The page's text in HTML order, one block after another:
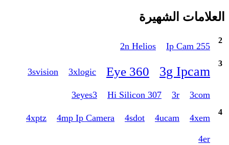
العلامات الشهيرة
2
255 Ip Cam
2n Helios
3
3g Ipcam
360 Eye
3xlogic
3svision
3com
3r
307 Hi Silicon
3eyes3
4
4xem
4ucam
4sdot
4mp Ip Camera
4xptz
4er